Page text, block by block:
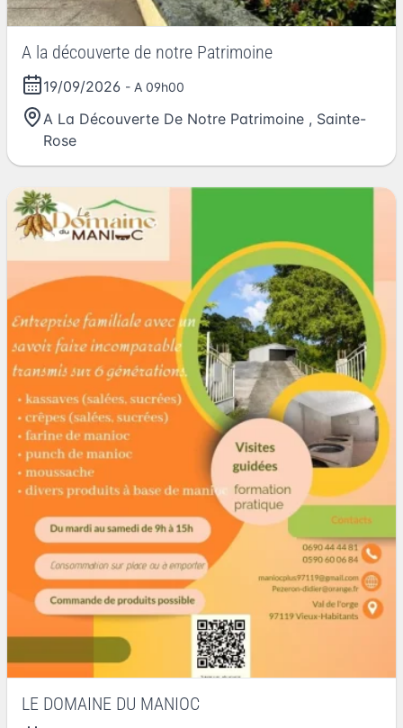
A la découverte de notre Patrimoine
19/09/2026 - A 09h00
A La Découverte De Notre Patrimoine , Sainte-
Rose
LE DOMAINE DU MANIOC